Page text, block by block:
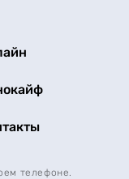
телефоне.